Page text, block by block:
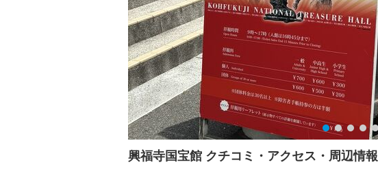
興福寺国宝館 クチコミ・アクセス・周辺情報